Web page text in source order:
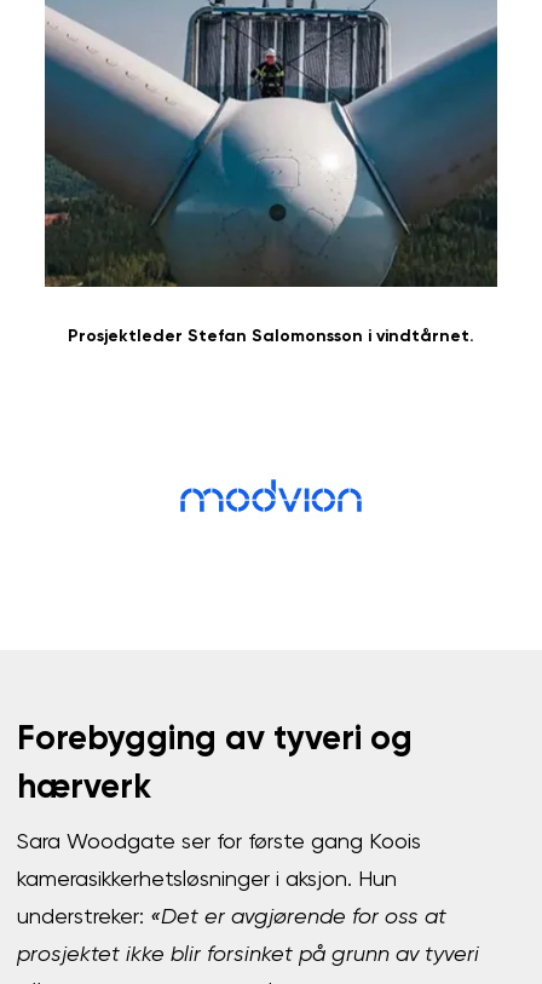
Prosjektleder Stefan Salomonsson i vindtårnet.
Forebygging av tyveri og
hærverk
Sara Woodgate ser for første gang Koois
kamerasikkerhetsløsninger i aksjon. Hun
understreker: «Det er avgjørende for oss at
prosjektet ikke blir forsinket på grunn av tyveri